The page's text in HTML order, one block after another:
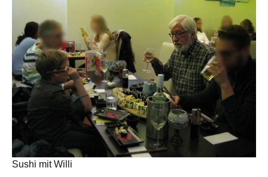
Sushi mit Willi